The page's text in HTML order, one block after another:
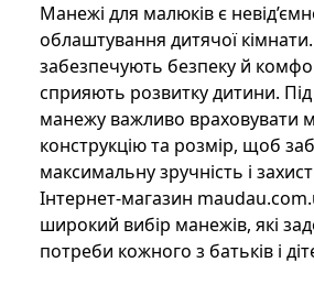
Манежі для малюків є
облаштування дитячої
забезпечують безпеку й
сприяють розвитку дитини.
манежу важливо враховувати
конструкцію та розмір, щоб
максимальну зручність і
Інтернет-магазин
широкий вибір манежів, які
потреби кожного з батьків і